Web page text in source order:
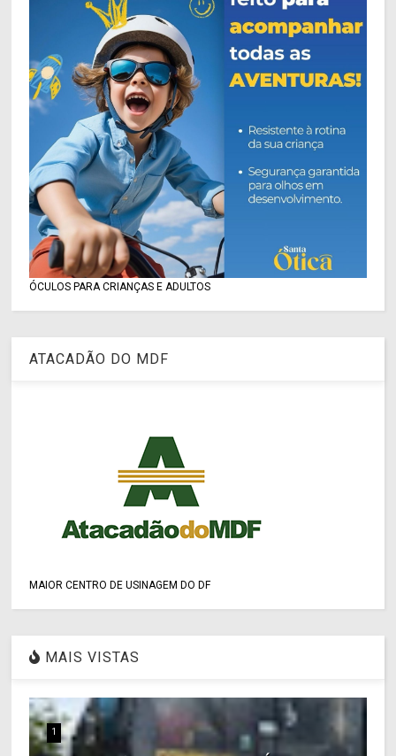
ÓCULOS PARA CRIANÇAS E ADULTOS
ATACADÃO DO MDF
MAIOR CENTRO DE USINAGEM DO DF
MAIS VISTAS
1